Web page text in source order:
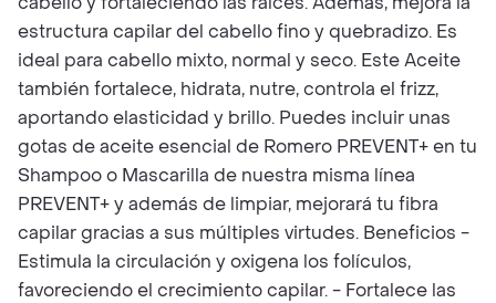
estructura capilar del cabello fino y quebradizo. Es
ideal para cabello mixto, normal y seco. Este Aceite
también fortalece, hidrata, nutre, controla el frizz,
aportando elasticidad y brillo. Puedes incluir unas
gotas de aceite esencial de Romero PREVENT+ en tu
Shampoo o Mascarilla de nuestra misma línea
PREVENT+ y además de limpiar, mejorará tu fibra
capilar gracias a sus múltiples virtudes. Beneficios -
Estimula la circulación y oxigena los folículos,
favoreciendo el crecimiento capilar. - Fortalece las